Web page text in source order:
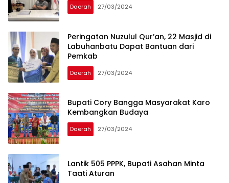
Daerah 27/03/2024
Peringatan Nuzulul Qur’an, 22 Masjid di
Labuhanbatu Dapat Bantuan dari
Pemkab
Daerah 27/03/2024
Bupati Cory Bangga Masyarakat Karo
Kembangkan Budaya
Daerah 27/03/2024
Lantik 505 PPPK, Bupati Asahan Minta
Taati Aturan